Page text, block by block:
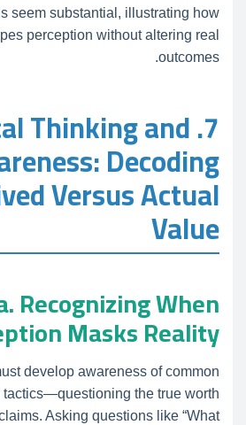
seem substantial, illustrating how
perception without altering real
outcomes.
Thinking and
Decoding
Versus Actual
Value
Recognizing When
Masks Reality
develop awareness of common
tactics—questioning the true worth
Asking questions like “What